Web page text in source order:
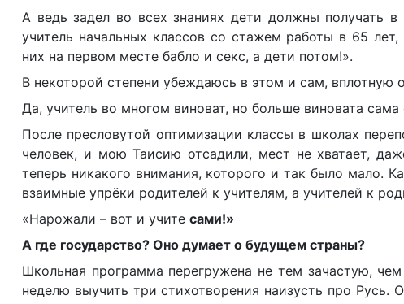
А ведь задел во всех знаниях дети должны получать
учитель начальных классов со стажем работы в 65 лет,
них на первом месте бабло и секс, а дети потом!».
В некоторой степени убеждаюсь в этом и сам, вплотную
Да, учитель во многом виноват, но больше виновата сама
После пресловутой оптимизации классы в школах
человек, и мою Таисию отсадили, мест не хватает,
теперь никакого внимания, которого и так было мало.
взаимные упрёки родителей к учителям, а учителей к
«Нарожали – вот и учите сами!»
А где государство? Оно думает о будущем страны?
Школьная программа перегружена не тем зачастую,
неделю выучить три стихотворения наизусть про Русь.